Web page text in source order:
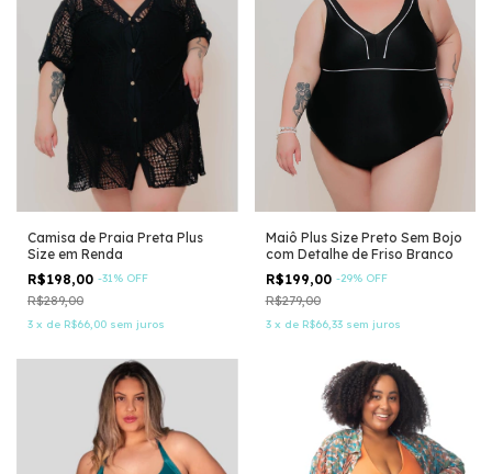
Camisa de Praia Preta Plus
Size em Renda
R$198,00 -31% OFF
R$289,00
3 x de R$66,00 sem juros
Maiô Plus Size Preto Sem Bojo
com Detalhe de Friso Branco
R$199,00 -29% OFF
R$279,00
3 x de R$66,33 sem juros